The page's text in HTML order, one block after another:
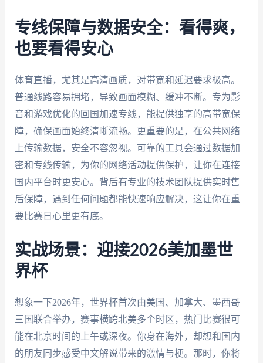
专线保障与数据安全：看得爽，
也要看得安心
体育直播，尤其是高清画质，对带宽和延迟要求极高。
普通线路容易拥堵，导致画面模糊、缓冲不断。专为影
音和游戏优化的回国加速专线，能提供独享的高带宽保
障，确保画面始终清晰流畅。更重要的是，在公共网络
上传输数据，安全不容忽视。可靠的工具会通过数据加
密和专线传输，为你的网络活动提供保护，让你在连接
国内平台时更安心。背后有专业的技术团队提供实时售
后保障，遇到任何问题都能快速响应解决，这让你在重
要比赛日心里更有底。
实战场景：迎接2026美加墨世
界杯
想象一下2026年，世界杯首次由美国、加拿大、墨西哥
三国联合举办，赛事横跨北美多个时区，热门比赛很可
能在北京时间的上午或深夜。你身在海外，却想和国内
的朋友同步感受中文解说带来的激情与梗。那时，你将